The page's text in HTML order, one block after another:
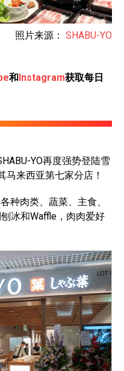
照片来源： SHABU-YO
和Instagram获取每日
YO再度强势登陆雪
马来西亚第七家分店！
种肉类、蔬菜、主食、
冰和Waffle，肉肉爱好